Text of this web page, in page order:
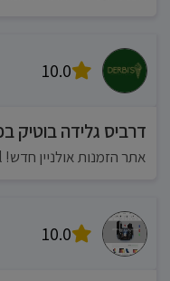
10.0
דרביס גלידה בוטיק
אתר הזמנות אולניין חדש! derbis.co.il
10.0